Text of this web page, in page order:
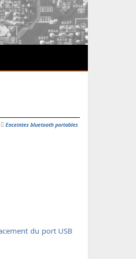
Enceintes bluetooth portables
du port USB